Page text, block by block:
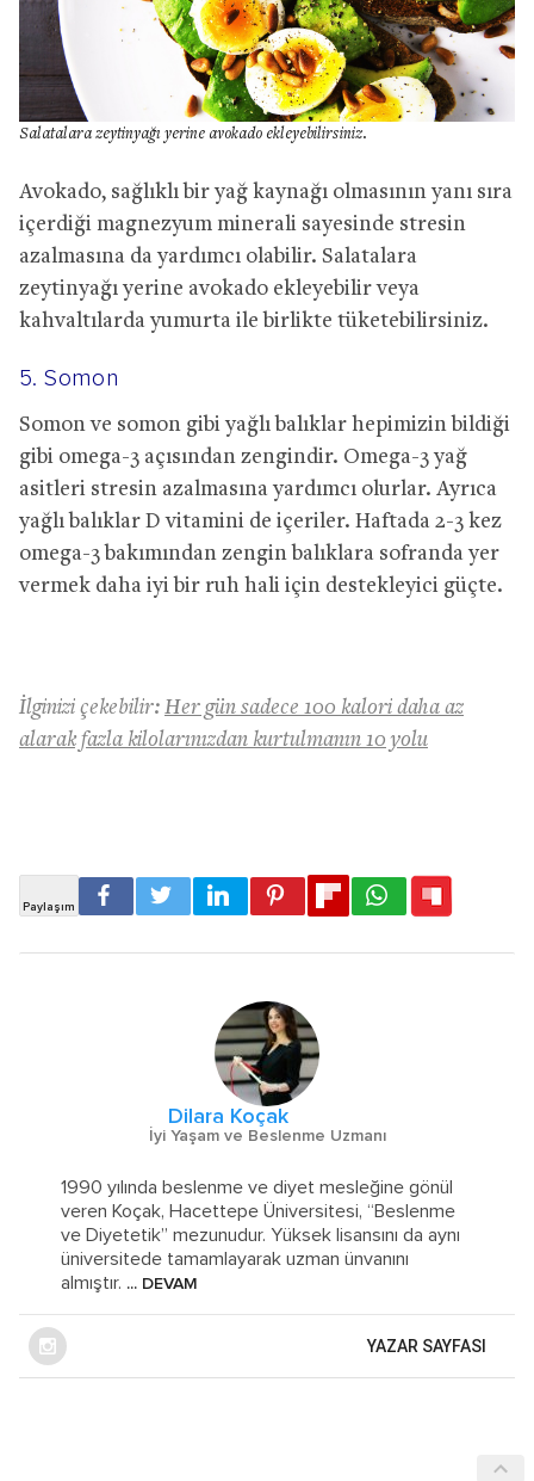
Salatalara zeytinyağı yerine avokado ekleyebilirsiniz.
Avokado, sağlıklı bir yağ kaynağı olmasının yanı sıra
içerdiği magnezyum minerali sayesinde stresin
azalmasına da yardımcı olabilir. Salatalara
zeytinyağı yerine avokado ekleyebilir veya
kahvaltılarda yumurta ile birlikte tüketebilirsiniz.
5. Somon
Somon ve somon gibi yağlı balıklar hepimizin bildiği
gibi omega-3 açısından zengindir. Omega-3 yağ
asitleri stresin azalmasına yardımcı olurlar. Ayrıca
yağlı balıklar D vitamini de içeriler. Haftada 2-3 kez
omega-3 bakımından zengin balıklara sofranda yer
vermek daha iyi bir ruh hali için destekleyici güçte.
İlginizi çekebilir: Her gün sadece 100 kalori daha az
alarak fazla kilolarınızdan kurtulmanın 10 yolu
Dilara Koçak
İyi Yaşam ve Beslenme Uzmanı
1990 yılında beslenme ve diyet mesleğine gönül
veren Koçak, Hacettepe Üniversitesi, “Beslenme
ve Diyetetik” mezunudur. Yüksek lisansını da aynı
üniversitede tamamlayarak uzman ünvanını
almıştır. ... DEVAM
YAZAR SAYFASI